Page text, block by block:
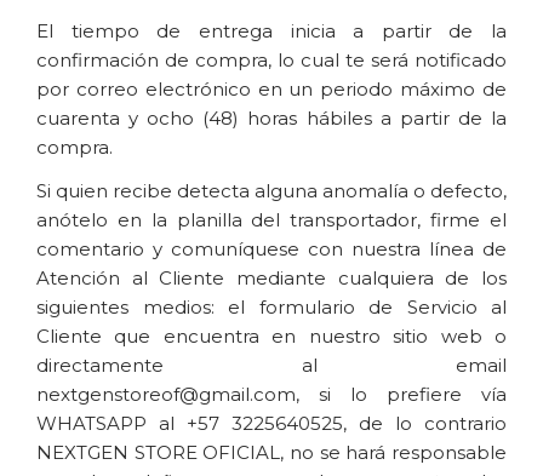
El tiempo de entrega inicia a partir de la
confirmación de compra, lo cual te será notificado
por correo electrónico en un periodo máximo de
cuarenta y ocho (48) horas hábiles a partir de la
compra.
Si quien recibe detecta alguna anomalía o defecto,
anótelo en la planilla del transportador, firme el
comentario y comuníquese con nuestra línea de
Atención al Cliente mediante cualquiera de los
siguientes medios: el formulario de Servicio al
Cliente que encuentra en nuestro sitio web o
directamente al email
nextgenstoreof@gmail.com, si lo prefiere vía
WHATSAPP al +57 3225640525, de lo contrario
NEXTGEN STORE OFICIAL, no se hará responsable